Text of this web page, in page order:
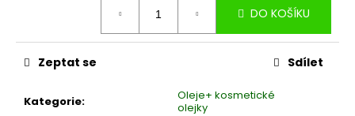
DO KOŠÍKU
Kategorie:
Oleje+ kosmetické
olejky
Zeptat se Sdílet
u